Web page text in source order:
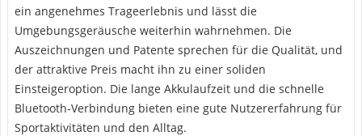
ein angenehmes Trageerlebnis und lässt die
Umgebungsgeräusche weiterhin wahrnehmen. Die
Auszeichnungen und Patente sprechen für die Qualität, und
der attraktive Preis macht ihn zu einer soliden
Einsteigeroption. Die lange Akkulaufzeit und die schnelle
Bluetooth-Verbindung bieten eine gute Nutzererfahrung für
Sportaktivitäten und den Alltag.